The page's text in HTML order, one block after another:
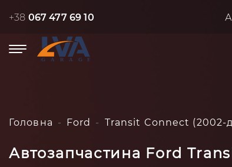
+38 067 477 69 10
Головна Ford Transit Connect (2002-
Автозапчастина Ford